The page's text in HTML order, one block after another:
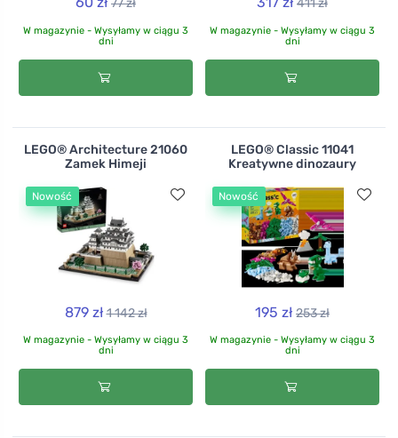
77 zł
W magazynie - Wysyłamy w ciągu 3
dni
411 zł
W magazynie - Wysyłamy w ciągu 3
dni
LEGO® Architecture 21060
Zamek Himeji
Nowość
879 zł 1 142 zł
W magazynie - Wysyłamy w ciągu 3
dni
LEGO® Classic 11041
Kreatywne dinozaury
Nowość
195 zł 253 zł
W magazynie - Wysyłamy w ciągu 3
dni